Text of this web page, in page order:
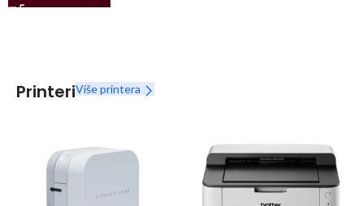
PrinteriViše printera